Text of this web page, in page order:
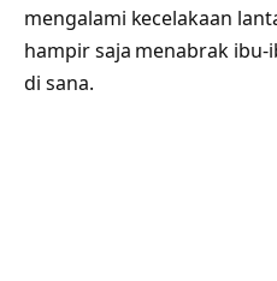
mengalami kecelakaan
hampir saja menabrak
di sana.